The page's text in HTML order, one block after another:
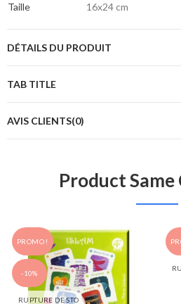
Taille
16x24 cm
DÉTAILS DU PRODUIT
TAB TITLE
AVIS CLIENTS(0)
Product
PROMO !
-10%
RUPTURE DE STO